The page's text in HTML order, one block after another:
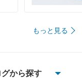
もっと見る
から探す